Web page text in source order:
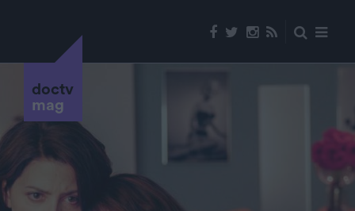
doctv
mag